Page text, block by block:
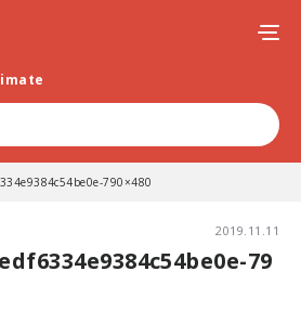
790×480
2019.11.11
79